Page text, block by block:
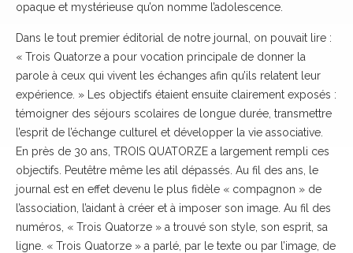
opaque et mystérieuse qu’on nomme l’adolescence.
Dans le tout premier éditorial de notre journal, on pouvait lire :
« Trois Quatorze a pour vocation principale de donner la
parole à ceux qui vivent les échanges afin qu’ils relatent leur
expérience. » Les objectifs étaient ensuite clairement exposés :
témoigner des séjours scolaires de longue durée, transmettre
l’esprit de l’échange culturel et développer la vie associative.
En près de 30 ans, TROIS QUATORZE a largement rempli ces
objectifs. Peutêtre même les atil dépassés. Au fil des ans, le
journal est en effet devenu le plus fidèle « compagnon » de
l’association, l’aidant à créer et à imposer son image. Au fil des
numéros, « Trois Quatorze » a trouvé son style, son esprit, sa
ligne. « Trois Quatorze » a parlé, par le texte ou par l’image, de